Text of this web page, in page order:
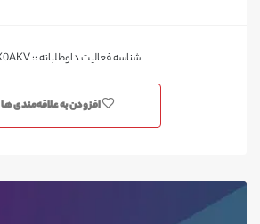
شناسه فعالیت داوطلبانه :: J3JX0AKV
افزودن به علاقه‌مندی ها